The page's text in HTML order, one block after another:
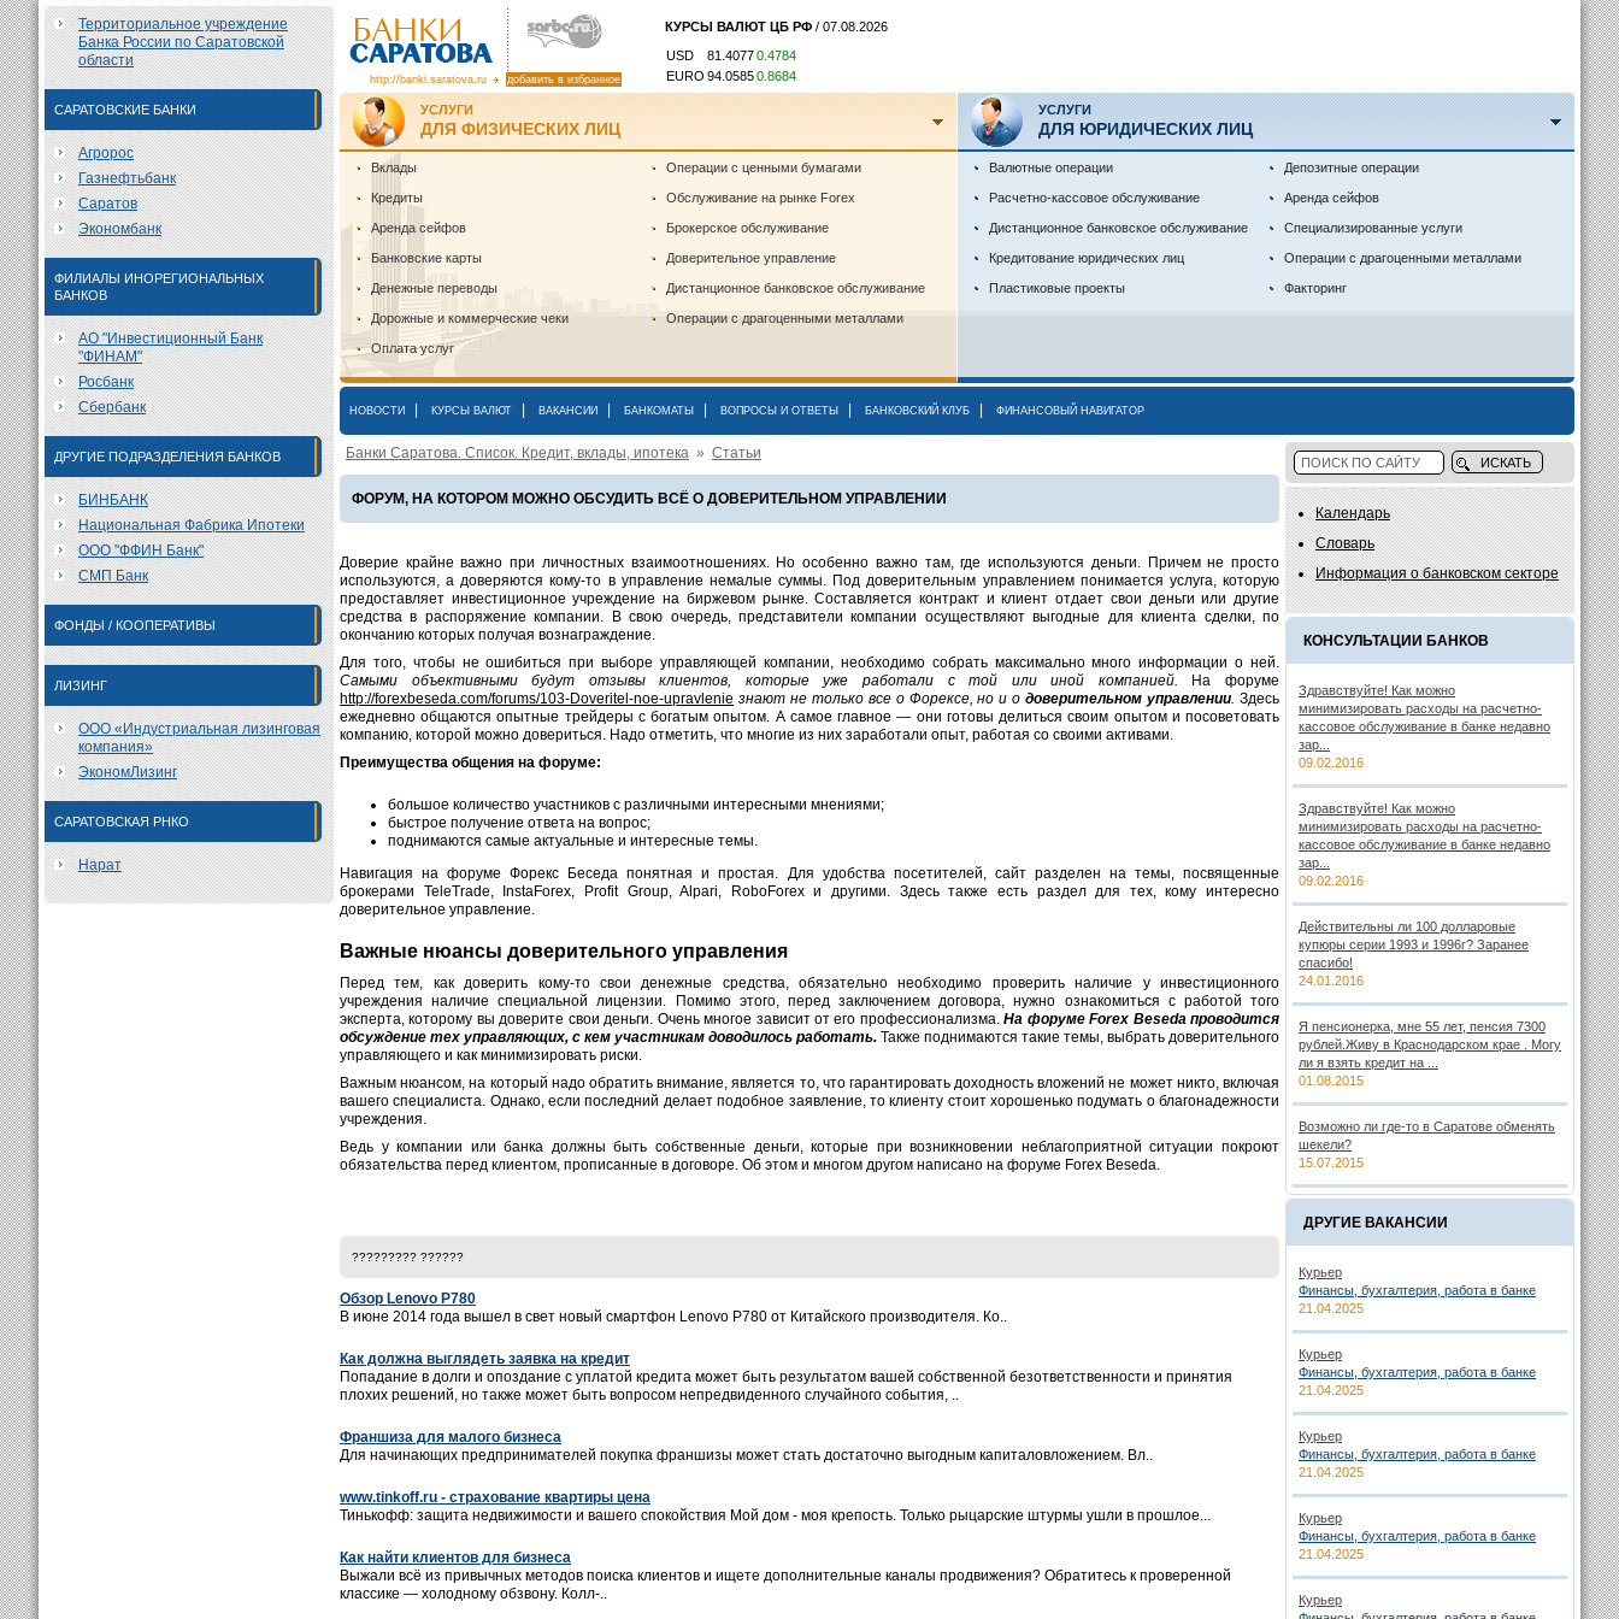
Территориальное учреждение
Банка России по Саратовской
области
САРАТОВСКИЕ БАНКИ
Агророс
Газнефтьбанк
Саратов
Экономбанк
ФИЛИАЛЫ ИНОРЕГИОНАЛЬНЫХ
БАНКОВ
АО "Инвестиционный Банк
"ФИНАМ"
Росбанк
Сбербанк
ДРУГИЕ ПОДРАЗДЕЛЕНИЯ БАНКОВ
БИНБАНК
Национальная Фабрика Ипотеки
ООО "ФФИН Банк"
СМП Банк
ФОНДЫ / КООПЕРАТИВЫ
ЛИЗИНГ
ООО «Индустриальная лизинговая
компания»
ЭкономЛизинг
САРАТОВСКАЯ РНКО
Нарат
http://banki.saratova.ru добавить в избранное
КУРСЫ ВАЛЮТ ЦБ РФ / 07.08.2026
USD
81.40770.4784
EURO 94.05850.8684
УСЛУГИ
ДЛЯ ФИЗИЧЕСКИХ ЛИЦ
УСЛУГИ
ДЛЯ ЮРИДИЧЕСКИХ ЛИЦ
Вклады
Кредиты
Аренда сейфов
Банковские карты
Денежные переводы
Дорожные и коммерческие чеки
Оплата услуг
Операции с ценными бумагами
Обслуживание на рынке Forex
Брокерское обслуживание
Доверительное управление
Дистанционное банковское обслуживание
Операции с драгоценными металлами
Валютные операции
Расчетно-кассовое обслуживание
Дистанционное банковское обслуживание
Кредитование юридических лиц
Пластиковые проекты
Депозитные операции
Аренда сейфов
Специализированные услуги
Операции с драгоценными металлами
Факторинг
НОВОСТИ КУРСЫ ВАЛЮТ ВАКАНСИИ БАНКОМАТЫ ВОПРОСЫ И ОТВЕТЫ БАНКОВСКИЙ КЛУБ ФИНАНСОВЫЙ НАВИГАТОР
Банки Саратова. Список. Кредит, вклады, ипотека » Статьи
ФОРУМ, НА КОТОРОМ МОЖНО ОБСУДИТЬ ВСЁ О ДОВЕРИТЕЛЬНОМ УПРАВЛЕНИИ
Доверие крайне важно при личностных взаимоотношениях. Но особенно важно там, где используются деньги. Причем не просто
используются, а доверяются кому-то в управление немалые суммы. Под доверительным управлением понимается услуга, которую
предоставляет инвестиционное учреждение на биржевом рынке. Составляется контракт и клиент отдает свои деньги или другие
средства в распоряжение компании. В свою очередь, представители компании осуществляют выгодные для клиента сделки, по
окончанию которых получая вознаграждение.
Для того, чтобы не ошибиться при выборе управляющей компании, необходимо собрать максимально много информации о ней.
Самыми объективными будут отзывы клиентов, которые уже работали с той или иной компанией. На форуме
http://forexbeseda.com/forums/103-Doveritel-noe-upravlenie знают не только все о Форексе, но и одоверительном управлении. Здесь
ежедневно общаются опытные трейдеры с богатым опытом. А самое главное — они готовы делиться своим опытом и посоветовать
компанию, которой можно довериться. Надо отметить, что многие из них заработали опыт, работая со своими активами.
Преимущества общения на форуме:
большое количество участников с различными интересными мнениями;
быстрое получение ответа на вопрос;
поднимаются самые актуальные и интересные темы.
Навигация на форуме Форекс Беседа понятная и простая. Для удобства посетителей, сайт разделен на темы, посвященные
брокерами TeleTrade, InstaForex, Profit Group, Alpari, RoboForex и другими. Здесь также есть раздел для тех, кому интересно
доверительное управление.
Важные нюансы доверительного управления
Перед тем, как доверить кому-то свои денежные средства, обязательно необходимо проверить наличие у инвестиционного
учреждения наличие специальной лицензии. Помимо этого, перед заключением договора, нужно ознакомиться с работой того
эксперта, которому вы доверите свои деньги. Очень многое зависит от его профессионализма.На форуме Forex Beseda проводится
обсуждение тех управляющих, с кем участникам доводилось работать. Также поднимаются такие темы, выбрать доверительного
управляющего и как минимизировать риски.
Важным нюансом, на который надо обратить внимание, является то, что гарантировать доходность вложений не может никто, включая
вашего специалиста. Однако, если последний делает подобное заявление, то клиенту стоит хорошенько подумать о благонадежности
учреждения.
Ведь у компании или банка должны быть собственные деньги, которые при возникновении неблагоприятной ситуации покроют
обязательства перед клиентом, прописанные в договоре. Об этом и многом другом написано на форуме Forex Beseda.
????????? ??????
Обзор Lenovo P780
В июне 2014 года вышел в свет новый смартфон Lenovo P780 от Китайского производителя. Ко..
Как должна выглядеть заявка на кредит
Попадание в долги и опоздание с уплатой кредита может быть результатом вашей собственной безответственности и принятия
плохих решений, но также может быть вопросом непредвиденного случайного события, ..
Франшиза для малого бизнеса
Для начинающих предпринимателей покупка франшизы может стать достаточно выгодным капиталовложением. Вл..
www.tinkoff.ru - страхование квартиры цена
Тинькофф: защита недвижимости и вашего спокойствия Мой дом - моя крепость. Только рыцарские штурмы ушли в прошлое...
Как найти клиентов для бизнеса
Выжали всё из привычных методов поиска клиентов и ищете дополнительные каналы продвижения? Обратитесь к проверенной
классике — холодному обзвону. Колл-..
Календарь
Словарь
Информация о банковском секторе
КОНСУЛЬТАЦИИ БАНКОВ
Здравствуйте! Как можно
минимизировать расходы на расчетно-
кассовое обслуживание в банке недавно
зар...
09.02.2016
Здравствуйте! Как можно
минимизировать расходы на расчетно-
кассовое обслуживание в банке недавно
зар...
09.02.2016
Действительны ли 100 долларовые
купюры серии 1993 и 1996г? Заранее
спасибо!
24.01.2016
Я пенсионерка, мне 55 лет, пенсия 7300
рублей.Живу в Краснодарском крае . Могу
ли я взять кредит на ...
01.08.2015
Возможно ли где-то в Саратове обменять
шекели?
15.07.2015
ДРУГИЕ ВАКАНСИИ
Курьер
Финансы, бухгалтерия, работа в банке
21.04.2025
Курьер
Финансы, бухгалтерия, работа в банке
21.04.2025
Курьер
Финансы, бухгалтерия, работа в банке
21.04.2025
Курьер
Финансы, бухгалтерия, работа в банке
21.04.2025
Курьер